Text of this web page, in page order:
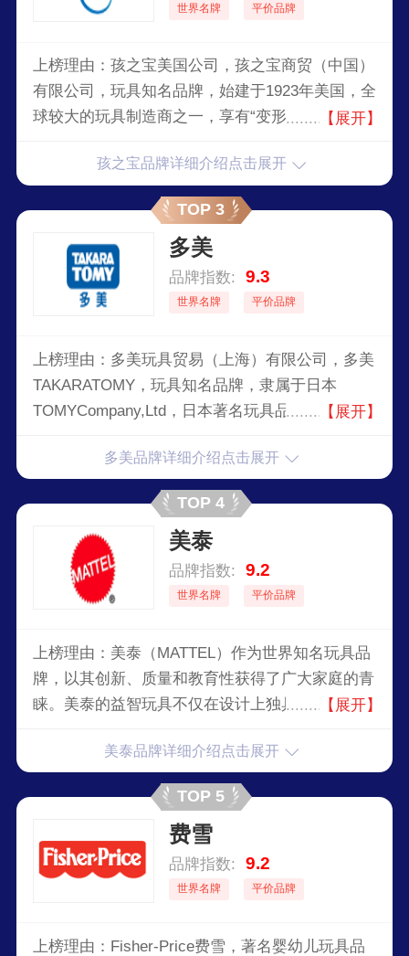
世界名牌 平价品牌
上榜理由：孩之宝美国公司，孩之宝商贸（中国）
有限公司，玩具知名品牌，始建于1923年美国，全
球较大的玩具制造商之一，享有“变形金刚之父”的
【展开】
孩之宝品牌详细介绍点击展开
TOP 3
多美
品牌指数: 9.3
世界名牌 平价品牌
上榜理由：多美玩具贸易（上海）有限公司，多美
TAKARATOMY，玩具知名品牌，隶属于日本
TOMYCompany,Ltd，日本著名玩具品牌，世界较
玩具制造商，中国玩具市场不可缺少的领先玩具品
【展开】
多美品牌详细介绍点击展开
TOP 4
美泰
品牌指数: 9.2
世界名牌 平价品牌
上榜理由：美泰（MATTEL）作为世界知名玩具品
牌，以其创新、质量和教育性获得了广大家庭的青
睐。美泰的益智玩具不仅在设计上独具匠心，更在
都经过严格的安全测试和品质检测，确保给孩子带
来安全、欢乐的体验。品牌旗下的芭比娃娃、托马
斯小火车等经典系列，早已成为全球儿童成长中的
重要伙伴。选择美泰就是选择顶级奢侈的娱乐体
验，让孩子在玩乐中获得知识和技能。无论是节日
礼物还是日常陪伴，美泰益智玩具都能带来无与伦
【展开】
美泰品牌详细介绍点击展开
TOP 5
费雪
品牌指数: 9.2
世界名牌 平价品牌
上榜理由：Fisher-Price费雪，著名婴幼儿玩具品